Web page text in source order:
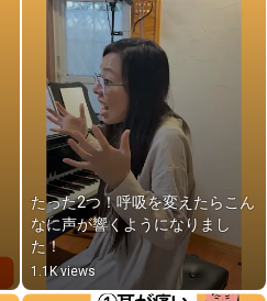
たった2つ！呼吸を変えたらこん
なに声が響くようになりまし
た！
1.1K views